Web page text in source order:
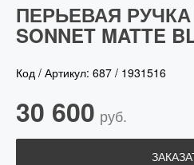
ПЕРЬЕВАЯ РУЧКА
SONNET MATTE
Код / Артикул: 687 / 1931516
30 600 руб.